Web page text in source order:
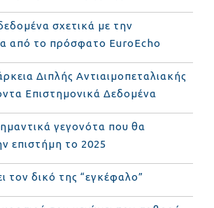
σχετικά με την
από το πρόσφατο EuroEcho
Διπλής Αντιαιμοπεταλιακής
Επιστημονικά Δεδομένα
γεγονότα που θα
επιστήμη το 2025
τον δικό της “εγκέφαλο”